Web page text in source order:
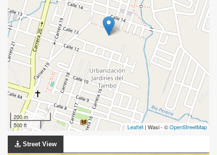
200 m
500 ft
Leaflet | Wasi - ©OpenStreetMap
Street View